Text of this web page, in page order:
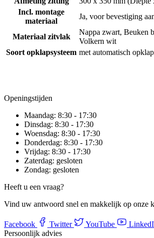
Incl. montage
materiaal
Ja, voor bevestiging
Materiaal zitvlak
Nappa zwart, Beuken
Volkern wit
Soort opklapsysteem met automatisch
Openingstijden
Maandag: 8:30 - 17:30
Dinsdag: 8:30 - 17:30
Woensdag: 8:30 - 17:30
Donderdag: 8:30 - 17:30
Vrijdag: 8:30 - 17:30
Zaterdag: gesloten
Zondag: gesloten
Heeft u een vraag?
Vind uw antwoord snel en makkelijk op onze
Facebook Twitter YouTube
Persoonlijk advies